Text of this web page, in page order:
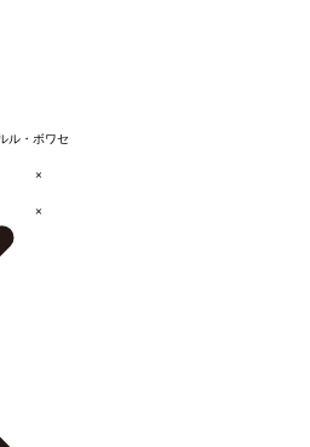
ル・ボワセ
×
×